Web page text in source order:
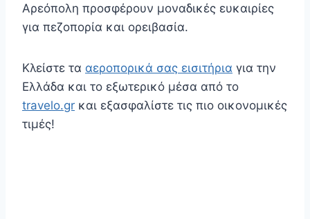
Αρεόπολη προσφέρουν μοναδικές ευκαιρίες
για πεζοπορία και ορειβασία.
Κλείστε τα αεροπορικά σας εισιτήρια για την
Ελλάδα και το εξωτερικό μέσα από το
travelo.gr και εξασφαλίστε τις πιο οικονομικές
τιμές!